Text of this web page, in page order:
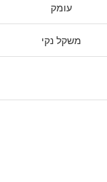
עומק
משקל נקי